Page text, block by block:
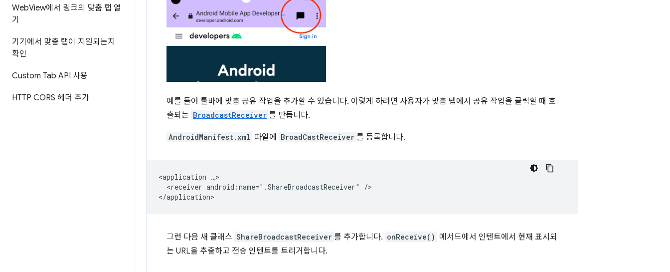
WebView에서 링크의 맞춤 탭 열
기
기기에서 맞춤 탭이 지원되는지
확인
Custom Tab API 사용
HTTP CORS 헤더 추가
예를 들어 툴바에 맞춤 공유 작업을 추가할 수 있습니다. 이렇게 하려면 사용자가 맞춤 탭에서 공유 작업을 클릭할 때 호
출되는 BroadcastReceiver 를 만듭니다.
AndroidManifest.xml 파일에 BroadCastReceiver 를 등록합니다.
<application
<receiver android:name=".ShareBroadcastReceiver"
/>
그런 다음 새 클래스 ShareBroadcastReceiver 를 추가합니다. onReceive() 메서드에서 인텐트에서 현재 표시되
는 URL을 추출하고 전송 인텐트를 트리거합니다.